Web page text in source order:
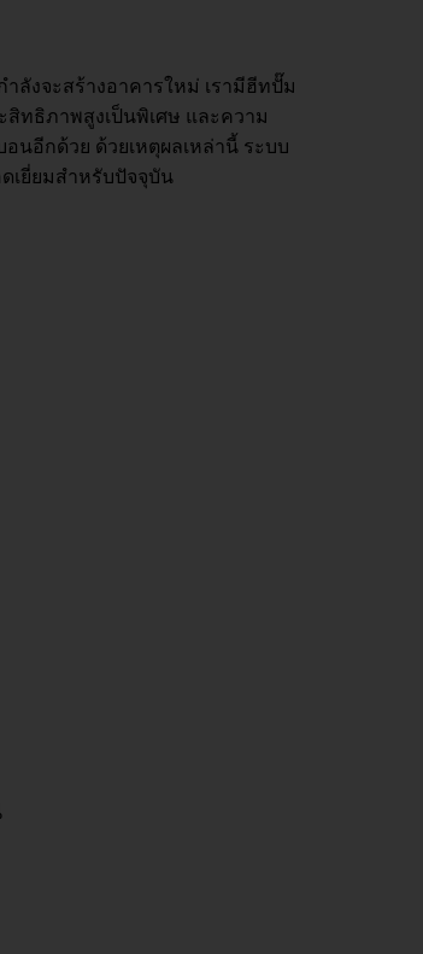
ลังจะสร้างอาคารใหม่ เรามีฮีทปั๊ม
ทธิภาพสูงเป็นพิเศษ และความ
นอีกด้วย ด้วยเหตุผลเหล่านี้ ระบบ
เยี่ยมสำหรับปัจจุบัน